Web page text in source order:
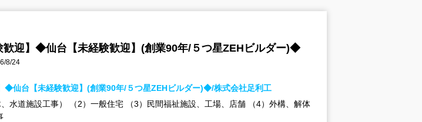
歓迎】◆仙台【未経験歓迎】(創業90年/５つ星ZEHビルダー)◆
8/24
◆仙台【未経験歓迎】(創業90年/５つ星ZEHビルダー)◆/株式会社足利工
、水道施設工事） （2）一般住宅 （3）民間福祉施設、工場、店舗 （4）外構、解体